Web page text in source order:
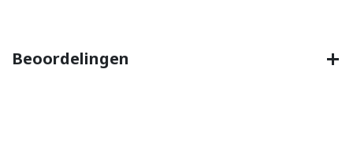
Beoordelingen